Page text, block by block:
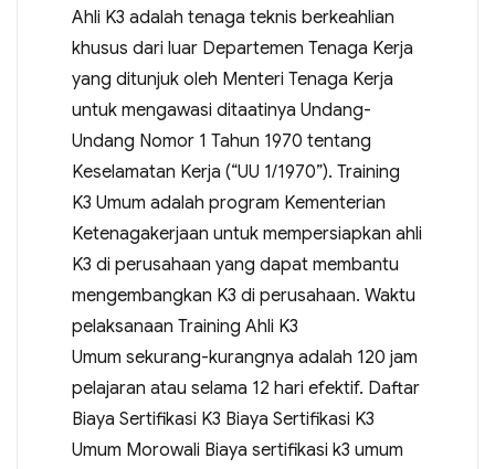
Ahli K3 adalah tenaga teknis berkeahlian
khusus dari luar Departemen Tenaga Kerja
yang ditunjuk oleh Menteri Tenaga Kerja
untuk mengawasi ditaatinya Undang-
Undang Nomor 1 Tahun 1970 tentang
Keselamatan Kerja (“UU 1/1970”). Training
K3 Umum adalah program Kementerian
Ketenagakerjaan untuk mempersiapkan ahli
K3 di perusahaan yang dapat membantu
mengembangkan K3 di perusahaan. Waktu
pelaksanaan Training Ahli K3
Umum sekurang-kurangnya adalah 120 jam
pelajaran atau selama 12 hari efektif. Daftar
Biaya Sertifikasi K3 Biaya Sertifikasi K3
Umum Morowali Biaya sertifikasi k3 umum